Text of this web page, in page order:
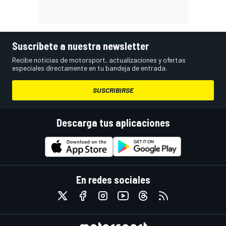
Suscríbete a nuestra newsletter
Recibe noticias de motorsport, actualizaciones y ofertas
especiales directamente en tu bandeja de entrada.
SUSCRIBIRSE
Descarga tus aplicaciones
En redes sociales